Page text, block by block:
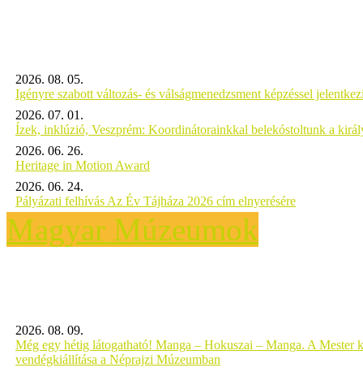
2026. 08. 05.
Igényre szabott változás- és válságmenedzsment képzéssel
2026. 07. 01.
Ízek, inklúzió, Veszprém: Koordinátorainkkal belekóstoltunk a
2026. 06. 26.
Heritage in Motion Award
2026. 06. 24.
Pályázati felhívás Az Év Tájháza 2026 cím elnyerésére
Magyar Múzeumok
2026. 08. 09.
Még egy hétig látogatható! Manga – Hokuszai – Manga. A Mester
vendégkiállítása a Néprajzi Múzeumban